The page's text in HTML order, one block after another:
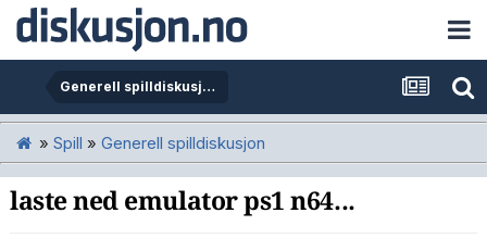
Generell spilldiskusjon
» Spill » Generell spilldiskusjon
laste ned emulator ps1 n64...